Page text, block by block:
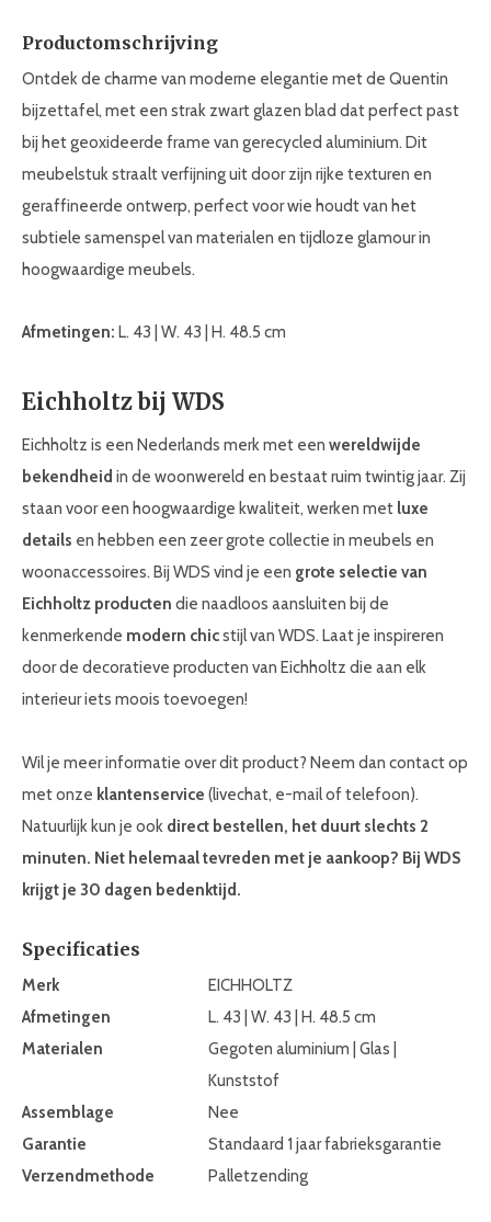
Productomschrijving
Ontdek de charme van moderne elegantie met de Quentin
bijzettafel, met een strak zwart glazen blad dat perfect past
bij het geoxideerde frame van gerecycled aluminium. Dit
meubelstuk straalt verfijning uit door zijn rijke texturen en
geraffineerde ontwerp, perfect voor wie houdt van het
subtiele samenspel van materialen en tijdloze glamour in
hoogwaardige meubels.
Afmetingen: L. 43 | W. 43 | H. 48.5 cm
Eichholtz bij WDS
Eichholtz is een Nederlands merk met een wereldwijde
bekendheid in de woonwereld en bestaat ruim twintig jaar. Zij
staan voor een hoogwaardige kwaliteit, werken met luxe
details en hebben een zeer grote collectie in meubels en
woonaccessoires. Bij WDS vind je een grote selectie van
Eichholtz producten die naadloos aansluiten bij de
kenmerkende modern chicstijl van WDS. Laat je inspireren
door de decoratieve producten van Eichholtz die aan elk
interieur iets moois toevoegen!
Wil je meer informatie over dit product? Neem dan contact op
met onze klantenservice (livechat, e-mail of telefoon).
Natuurlijk kun je ook direct bestellen, het duurt slechts 2
minuten. Niet helemaal tevreden met je aankoop? Bij WDS
krijgt je 30 dagen bedenktijd.
Specificaties
Merk
EICHHOLTZ
Afmetingen
L. 43 | W. 43 | H. 48.5 cm
Materialen
Gegoten aluminium | Glas |
Kunststof
Assemblage
Nee
Garantie
Standaard 1 jaar fabrieksgarantie
Verzendmethode
Palletzending